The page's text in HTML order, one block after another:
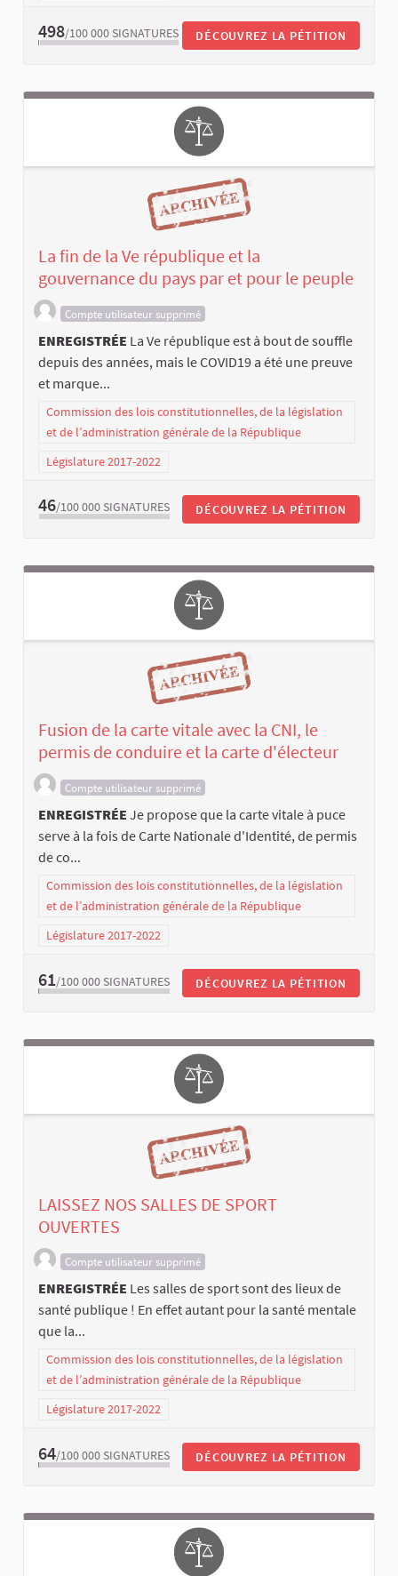
498/100 000 SIGNATURES DÉCOUVREZ LA PÉTITION
La fin de la Ve république et la
gouvernance du pays par et pour le peuple
Compte utilisateur supprimé
ENREGISTRÉE La Ve république est à bout de souffle
depuis des années, mais le COVID19 a été une preuve
et marque...
Commission des lois constitutionnelles, de la législation
et de l’administration générale de la République
Législature 2017-2022
46/100 000 SIGNATURES DÉCOUVREZ LA PÉTITION
Fusion de la carte vitale avec la CNI, le
permis de conduire et la carte d'électeur
Compte utilisateur supprimé
ENREGISTRÉE Je propose que la carte vitale à puce
serve à la fois de Carte Nationale d'Identité, de permis
de co...
Commission des lois constitutionnelles, de la législation
et de l’administration générale de la République
Législature 2017-2022
61/100 000 SIGNATURES DÉCOUVREZ LA PÉTITION
LAISSEZ NOS SALLES DE SPORT
OUVERTES
Compte utilisateur supprimé
ENREGISTRÉE Les salles de sport sont des lieux de
santé publique ! En effet autant pour la santé mentale
que la...
Commission des lois constitutionnelles, de la législation
et de l’administration générale de la République
Législature 2017-2022
64/100 000 SIGNATURES DÉCOUVREZ LA PÉTITION